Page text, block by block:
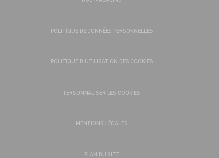
POLITIQUE DE DONNÉES PERSONNELLES
POLITIQUE D’UTILISATION DES COOKIES
PERSONNALISER LES COOKIES
MENTIONS LÉGALES
PLAN DU SITE